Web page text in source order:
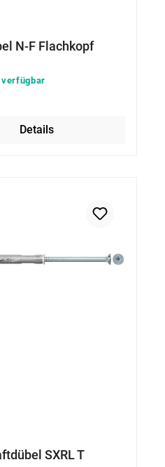
N-F Flachkopf
Details
SXRL T